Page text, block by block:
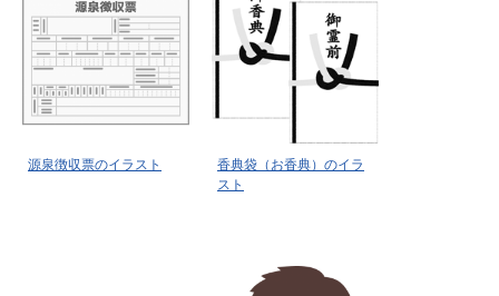
源泉徴収票のイラスト
香典袋（お香典）のイラ
スト